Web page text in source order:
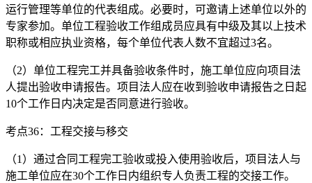
运行管理等单位的代表组成。必要时，可邀请上述单位以外的
专家参加。单位工程验收工作组成员应具有中级及其以上技术
职称或相应执业资格，每个单位代表人数不宜超过3名。
（2）单位工程完工并具备验收条件时，施工单位应向项目法
人提出验收申请报告。项目法人应在收到验收申请报告之日起
10个工作日内决定是否同意进行验收。
考点36：工程交接与移交
（1）通过合同工程完工验收或投入使用验收后，项目法人与
施工单位应在30个工作日内组织专人负责工程的交接工作。